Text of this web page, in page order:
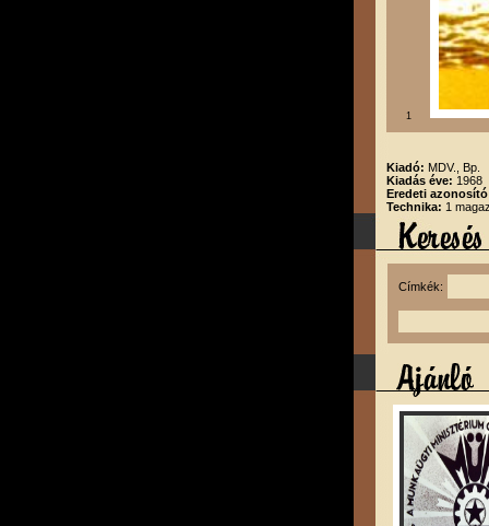
1
Kiadó: MDV., Bp.
Kiadás éve: 1968
Eredeti
Technika: 1
Címkék: